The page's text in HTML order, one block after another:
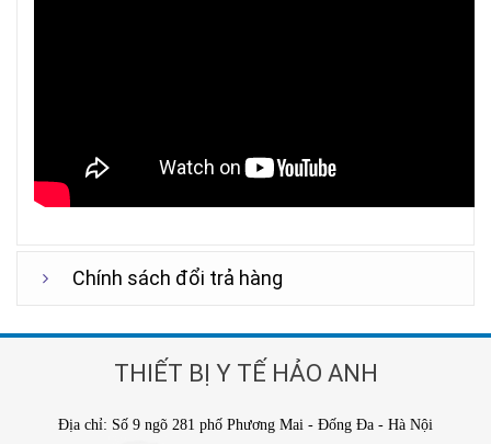
Chính sách đổi trả hàng
THIẾT BỊ Y TẾ HẢO ANH
Địa chỉ: Số 9 ngõ 281 phố Phương Mai - Đống Đa - Hà Nội